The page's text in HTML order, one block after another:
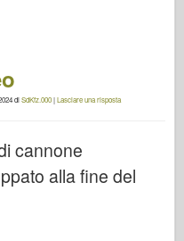
diSdKfz.000|Lasciare una risposta
cannone
alla fine del